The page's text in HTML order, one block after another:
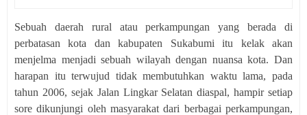
Sebuah daerah rural atau perkampungan yang berada di
perbatasan kota dan kabupaten Sukabumi itu kelak akan
menjelma menjadi sebuah wilayah dengan nuansa kota. Dan
harapan itu terwujud tidak membutuhkan waktu lama, pada
tahun 2006, sejak Jalan Lingkar Selatan diaspal, hampir setiap
sore dikunjungi oleh masyarakat dari berbagai perkampungan,